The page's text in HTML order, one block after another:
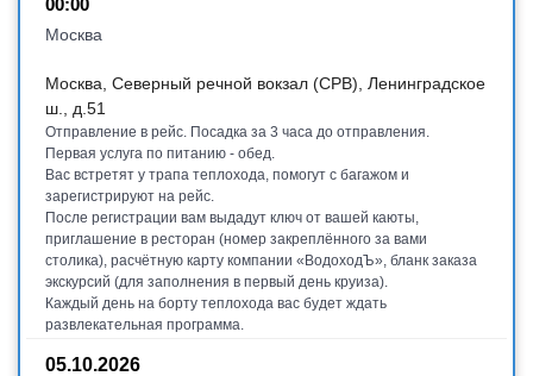
Москва
Москва, Северный речной вокзал (СРВ), Ленинградское
ш., д.51
Отправление в рейс. Посадка за 3 часа до отправления.
Первая услуга по питанию - обед.
Вас встретят у трапа теплохода, помогут с багажом и
зарегистрируют на рейс.
После регистрации вам выдадут ключ от вашей каюты,
приглашение в ресторан (номер закреплённого за вами
столика), расчётную карту компании «ВодоходЪ», бланк заказа
экскурсий (для заполнения в первый день круиза).
Каждый день на борту теплохода вас будет ждать
развлекательная программа.
05.10.2026